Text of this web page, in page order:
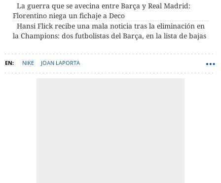
La guerra que se avecina entre Barça y Real Madrid:
Florentino niega un fichaje a Deco
Hansi Flick recibe una mala noticia tras la eliminación en
la Champions: dos futbolistas del Barça, en la lista de bajas
NIKE JOAN LAPORTA